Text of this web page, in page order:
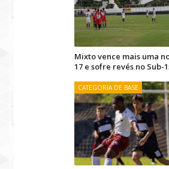
Mixto vence mais uma
17 e sofre revés no Sub-
CATEGORIA DE BASE